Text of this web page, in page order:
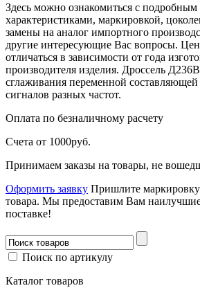
Здесь можно ознакомиться с
характеристиками, маркировкой,
замены на аналог импортного
другие интересующие Вас вопросы.
отличаться в зависимости от года
производителя изделия. Дроссель
сглаживания переменной
сигналов разных частот.
Оплата по безналичному расчету
Счета от 1000руб.
Принимаем заказы на товары, не
Оформить заявку Пришлите
товара. Мы предоставим Вам
поставке!
Поиск по артикулу
Каталог товаров